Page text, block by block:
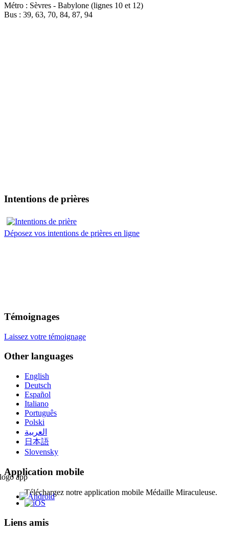
Métro : Sèvres - Babylone (lignes 10 et 12)
Bus : 39, 63, 70, 84, 87, 94
Intentions de prières
Déposez vos intentions de prières en ligne
Témoignages
Laissez votre témoignage
Other languages
English
Deutsch
Español
Italiano
Português
Polski
العربية
日本語
Slovensky
Application mobile
Téléchargez notre application mobile Médaille Miraculeuse.
Liens amis